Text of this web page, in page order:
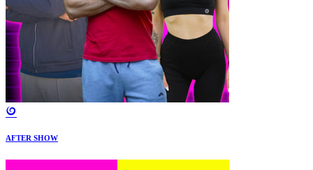
AFTER SHOW